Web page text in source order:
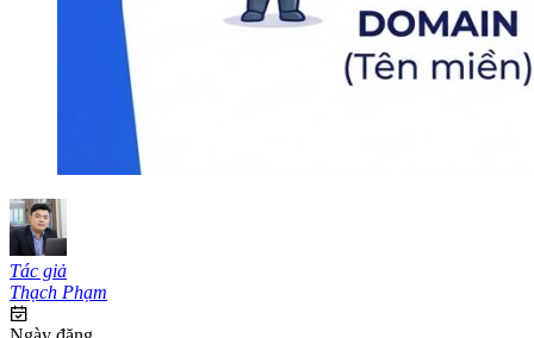
Tác giả
Thạch Phạm